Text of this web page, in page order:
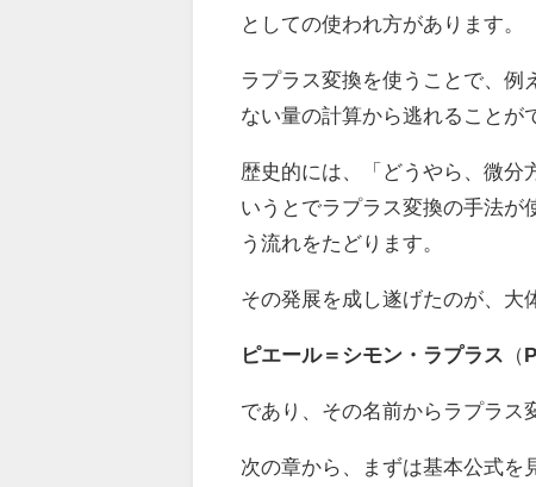
としての使われ方があります。
ラプラス変換を使うことで、例
ない量の計算から逃れることが
歴史的には、「どうやら、微分
いうとでラプラス変換の手法が
う流れをたどります。
その発展を成し遂げたのが、大
ピエール＝シモン・ラプラス （
であり、その名前からラプラス
次の章から、まずは基本公式を